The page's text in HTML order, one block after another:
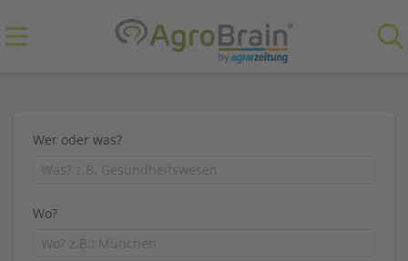
Wer oder was?
Wo?